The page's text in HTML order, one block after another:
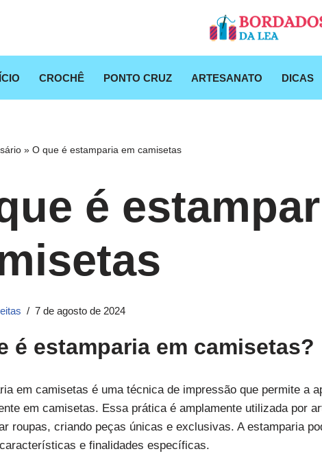
CROCHÊ PONTO CRUZ ARTESANATO DICAS
»O que é estamparia em camisetas
é
7 de agosto de 2024
é estamparia em camisetas?
em camisetas é uma técnica de impressão que permite a
em camisetas. Essa prática é amplamente utilizada por
roupas, criando peças únicas e exclusivas. A estamparia
e finalidades específicas.